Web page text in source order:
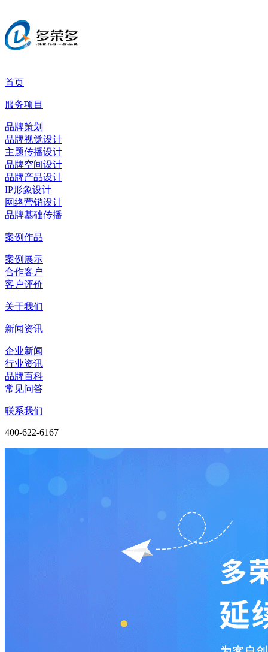
首页
服务项目
品牌策划
品牌视觉设计
主题传播设计
品牌空间设计
品牌产品设计
IP形象设计
网络营销设计
品牌基础传播
案例作品
案例展示
合作客户
客户评价
关于我们
新闻资讯
企业新闻
行业资讯
品牌百科
常见问答
联系我们
400-622-6167